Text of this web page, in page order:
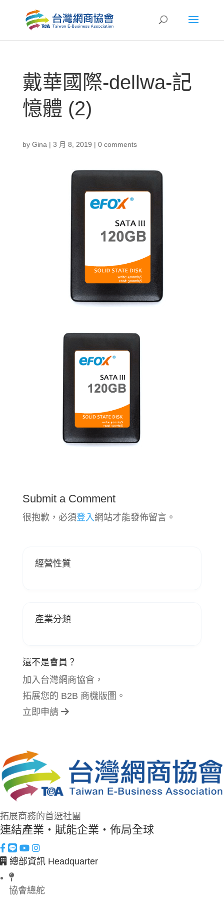
戴華國際-dellwa-記
憶體 (2)
by Gina | 3 月 8, 2019 | 0 comments
Submit a Comment
很抱歉，必須登入 網站才能發佈留言。
經營性質
產業分類
還不是會員？
加入台灣網商協會，
拓展您的 B2B 商機版圖。
立即申請
拓展商務的首選社團
連結產業・賦能企業・佈局全球
總部資訊 Headquarter
協會總舵